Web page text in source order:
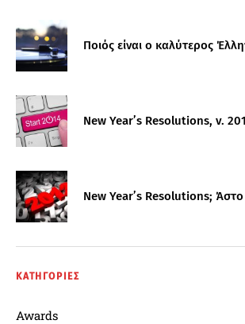
Ποιός είναι ο καλύτερος
New Year’s Resolutions, v.
New Year’s Resolutions; Άστο
ΚΑΤΗΓΟΡΙΕΣ
Awards